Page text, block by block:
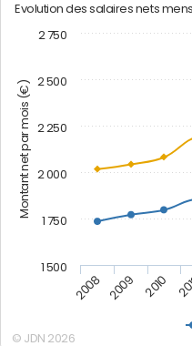
Montant net par mois (€)
Evolution des salaires nets
2008 2009 2010
1 500
1 750
2 000
2 250
2 500
2 750
© JDN 2026